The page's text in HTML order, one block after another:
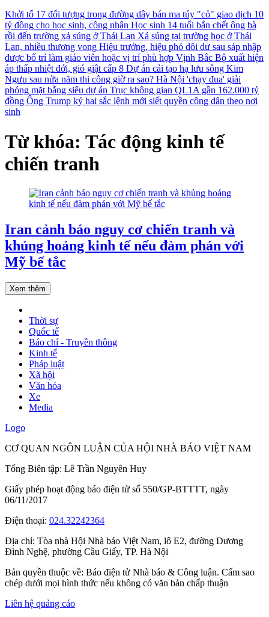
Khởi tố 17 đối tượng trong đường dây bán ma túy "cỏ" giao dịch 10
tỷ đồng cho học sinh, công nhân Học sinh 14 tuổi bắn chết ông bà
rồi đến trường xả súng ở Thái Lan Xả súng tại trường học ở Thái
Lan, nhiều thương vong Hiệu trưởng, hiệu phó dôi dư sau sáp nhập
được bố trí làm giáo viên hoặc vị trí phù hợp Vịnh Bắc Bộ xuất hiện
áp thấp nhiệt đới, gió giật cấp 8 Dự án cải tạo hạ lưu sông Kim
Ngưu sau nửa năm thi công giờ ra sao? Hà Nội 'chạy đua' giải
phóng mặt bằng siêu dự án Trục không gian QL1A gần 162.000 tỷ
đồng Ông Trump ký hai sắc lệnh mới siết quyền công dân theo nơi
sinh
Từ khóa: Tác động kinh tế
chiến tranh
Iran cảnh báo nguy cơ chiến tranh và
khủng hoảng kinh tế nếu đàm phán với
Mỹ bế tắc
Xem thêm
Thời sự
Quốc tế
Báo chí - Truyền thông
Kinh tế
Pháp luật
Xã hội
Văn hóa
Xe
Media
Logo
CƠ QUAN NGÔN LUẬN CỦA HỘI NHÀ BÁO VIỆT NAM
Tổng Biên tập: Lê Trần Nguyên Huy
Giấy phép hoạt động báo điện tử số 550/GP-BTTTT, ngày
06/11/2017
Điện thoại: 024.32242364
Địa chỉ: Tòa nhà Hội Nhà báo Việt Nam, lô E2, đường Dương
Đình Nghệ, phường Cầu Giấy, TP. Hà Nội
Bản quyền thuộc về: Báo điện tử Nhà báo & Công luận. Cấm sao
chép dưới mọi hình thức nếu không có văn bản chấp thuận
Liên hệ quảng cáo